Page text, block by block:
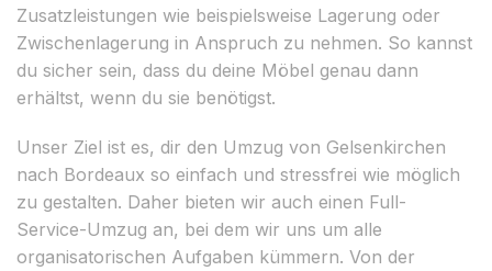
Zusatzleistungen wie beispielsweise Lagerung oder
Zwischenlagerung in Anspruch zu nehmen. So kannst
du sicher sein, dass du deine Möbel genau dann
erhältst, wenn du sie benötigst.
Unser Ziel ist es, dir den Umzug von Gelsenkirchen
nach Bordeaux so einfach und stressfrei wie möglich
zu gestalten. Daher bieten wir auch einen Full-
Service-Umzug an, bei dem wir uns um alle
organisatorischen Aufgaben kümmern. Von der